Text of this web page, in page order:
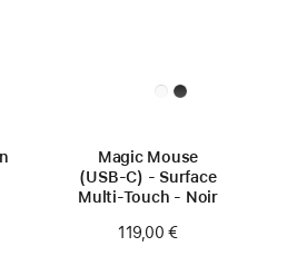
Magic Mouse
(USB‑C) - Surface
Multi-Touch - Noir
119,00 €